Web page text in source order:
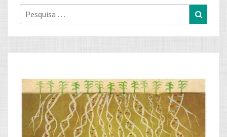
Pesquisa
for: